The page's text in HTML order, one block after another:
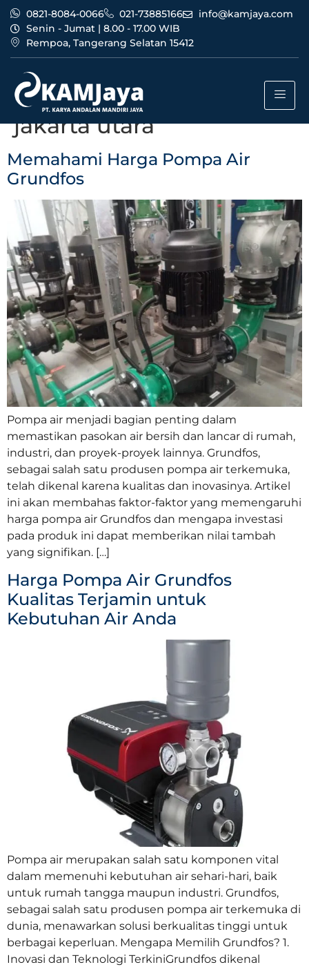
0821-8084-0066 021-73885166
info@kamjaya.com
Senin - Jumat | 8.00 - 17.00 WIB
Rempoa, Tangerang Selatan 15412
Tag:
grundfos bergaransi
jakarta utara
Memahami Harga Pompa Air
Grundfos
Pompa air menjadi bagian penting dalam
memastikan pasokan air bersih dan lancar di rumah,
industri, dan proyek-proyek lainnya. Grundfos,
sebagai salah satu produsen pompa air terkemuka,
telah dikenal karena kualitas dan inovasinya. Artikel
ini akan membahas faktor-faktor yang memengaruhi
harga pompa air Grundfos dan mengapa investasi
pada produk ini dapat memberikan nilai tambah
yang signifikan. […]
Harga Pompa Air Grundfos
Kualitas Terjamin untuk
Kebutuhan Air Anda
Pompa air merupakan salah satu komponen vital
dalam memenuhi kebutuhan air sehari-hari, baik
untuk rumah tangga maupun industri. Grundfos,
sebagai salah satu produsen pompa air terkemuka di
dunia, menawarkan solusi berkualitas tinggi untuk
berbagai keperluan. Mengapa Memilih Grundfos? 1.
Inovasi dan Teknologi TerkiniGrundfos dikenal